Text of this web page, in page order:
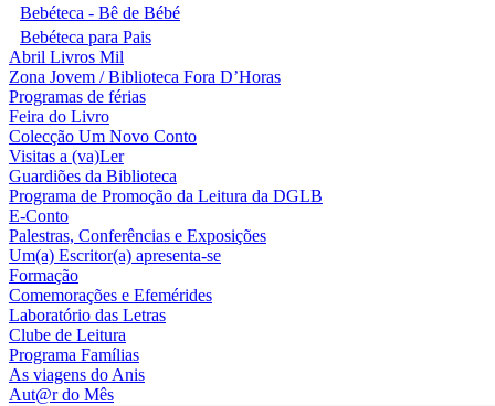
Bebéteca - Bê de Bébé
Bebéteca para Pais
Abril Livros Mil
Zona Jovem / Biblioteca Fora D’Horas
Programas de férias
Feira do Livro
Colecção Um Novo Conto
Visitas a (va)Ler
Guardiões da Biblioteca
Programa de Promoção da Leitura da DGLB
E-Conto
Palestras, Conferências e Exposições
Um(a) Escritor(a) apresenta-se
Formação
Comemorações e Efemérides
Laboratório das Letras
Clube de Leitura
Programa Famílias
As viagens do Anis
Aut@r do Mês